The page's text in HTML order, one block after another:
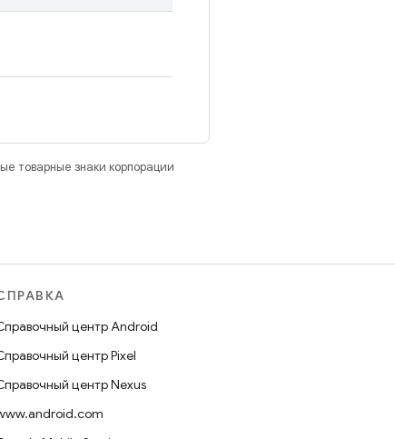
товарные знаки корпорации
центр Android
центр Pixel
центр Nexus